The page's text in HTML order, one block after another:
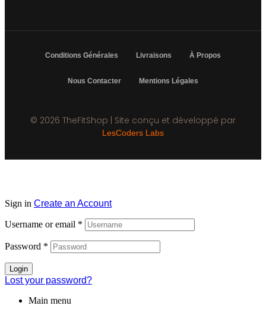
Conditions Générales Livraisons À Propos
Nous Contacter Mentions Légales
© 2026 TheFitShop | Site conçu et développé par
LesCoders Labs
Sign in Create an Account
Username or email *
Password *
Login
Lost your password?
Main menu